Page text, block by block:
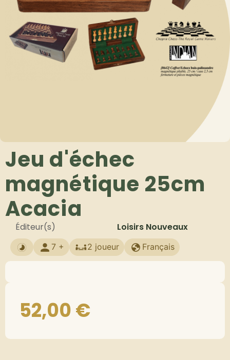
Jeu d'échec
magnétique 25cm
Acacia
Éditeur(s) Loisirs Nouveaux
7 + 2 joueur Français
52,00€